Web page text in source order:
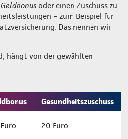
Geldbonus oder einen Zuschuss zu
– zum Beispiel für
Das nennen wir
hängt von der gewählten
Gesundheitszuschuss
20 Euro